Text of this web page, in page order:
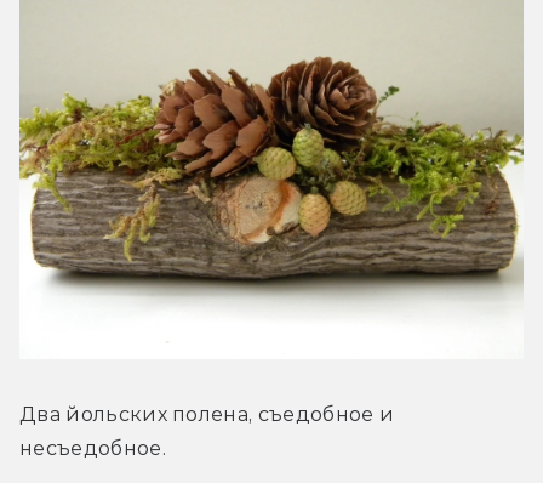
Два йольских полена, съедобное и
несъедобное.